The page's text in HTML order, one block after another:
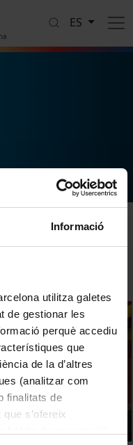
Informació
utilitza galetes
de gestionar les
perquè accediu
que
de la d’altres
(analitzar com
finalitats de
s’ofereix
ES